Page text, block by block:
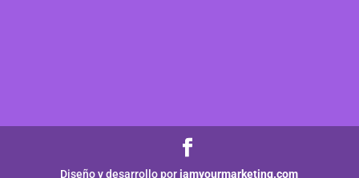
Diseño y desarrollo poriamyourmarketing.com